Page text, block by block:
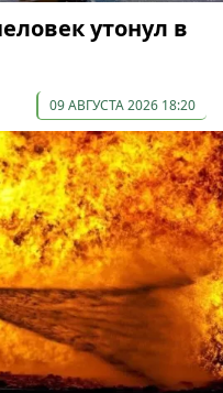
утонул в
09 АВГУСТА 2026 18:20